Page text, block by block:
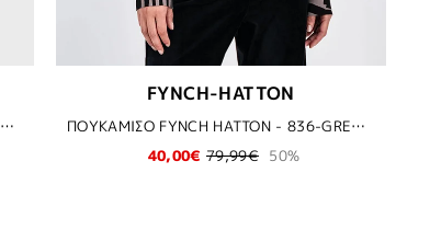
ΠΑΝΤΕΛΟΝΙ ΚΟΥΣΤΟΥΜΙΟΥ KARL LAGERFELD - 990 ΜΑΥΡΟ
FYNCH-HATTON
ΠΟΥΚΑΜΙΣΟ FYNCH HATTON - 836-GREY TAUPE
40,00€ 79,99€ 50%